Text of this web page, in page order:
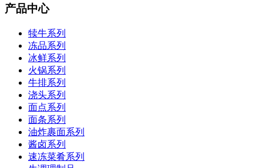
产品中心
犊牛系列
冻品系列
冰鲜系列
火锅系列
牛排系列
浇头系列
面点系列
面条系列
油炸裹面系列
酱卤系列
速冻菜肴系列